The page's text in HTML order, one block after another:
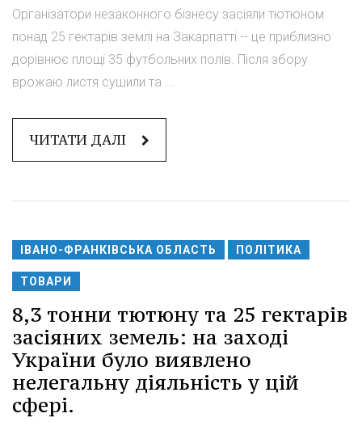
Організатори незаконного бізнесу засіяли тютюном
понад 25 гектарів землі на Закарпатті -- це приблизно
дорівнює площі 35 футбольних полів. Після збору
врожаю листя сушили та ...
ЧИТАТИ ДАЛІ
ІВАНО-ФРАНКІВСЬКА ОБЛАСТЬ ПОЛІТИКА
ТОВАРИ
8,3 тонни тютюну та 25 гектарів
засіяних земель: на заході
України було виявлено
нелегальну діяльність у цій
сфері.